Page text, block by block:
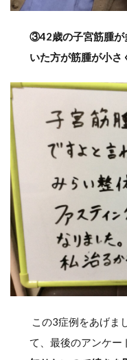
③42歳の子宮筋腫が
いた方が筋腫が小さ
この3症例をあげま
て、最後のアンケー